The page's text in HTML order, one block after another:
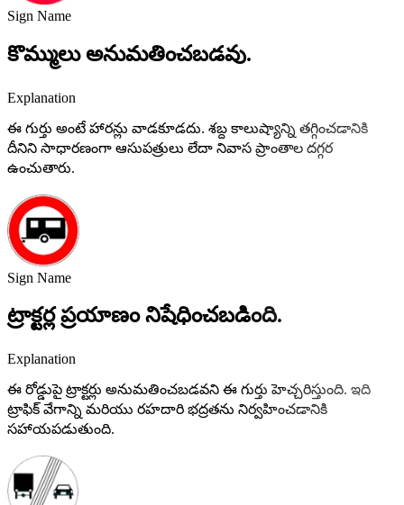
Sign Name
కొమ్ములు అనుమతించబడవు.
Explanation
ఈ గుర్తు అంటే హారన్లు వాడకూడదు. శబ్ద కాలుష్యాన్ని తగ్గించడానికి
దీనిని సాధారణంగా ఆసుపత్రులు లేదా నివాస ప్రాంతాల దగ్గర
ఉంచుతారు.
Sign Name
ట్రాక్టర్ల ప్రయాణం నిషేధించబడింది.
Explanation
ఈ రోడ్డుపై ట్రాక్టర్లు అనుమతించబడవని ఈ గుర్తు హెచ్చరిస్తుంది. ఇది
ట్రాఫిక్ వేగాన్ని మరియు రహదారి భద్రతను నిర్వహించడానికి
సహాయపడుతుంది.